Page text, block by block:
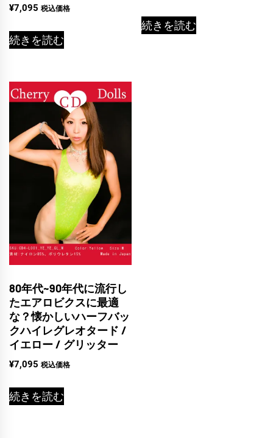
5段階中
5.00
¥7,095 税込価格
続きを読む
続きを読む
80年代~90年代に流行し
たエアロビクスに最適
な？懐かしいハーフバッ
クハイレグレオタード /
イエロー / グリッター
¥7,095 税込価格
続きを読む